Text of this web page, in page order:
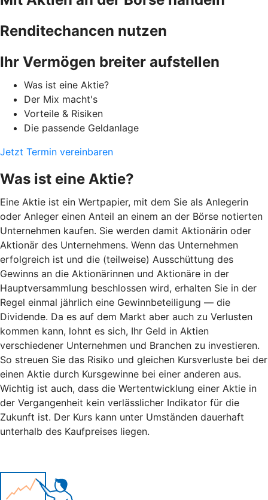
Renditechancen nutzen
Ihr Vermögen breiter aufstellen
Was ist eine Aktie?
Der Mix macht's
Vorteile & Risiken
Die passende Geldanlage
Jetzt Termin vereinbaren
Was ist eine Aktie?
Eine Aktie ist ein Wertpapier, mit dem Sie als Anlegerin
oder Anleger einen Anteil an einem an der Börse notierten
Unternehmen kaufen. Sie werden damit Aktionärin oder
Aktionär des Unternehmens. Wenn das Unternehmen
erfolgreich ist und die (teilweise) Ausschüttung des
Gewinns an die Aktionärinnen und Aktionäre in der
Hauptversammlung beschlossen wird, erhalten Sie in der
Regel einmal jährlich eine Gewinnbeteiligung — die
Dividende. Da es auf dem Markt aber auch zu Verlusten
kommen kann, lohnt es sich, Ihr Geld in Aktien
verschiedener Unternehmen und Branchen zu investieren.
So streuen Sie das Risiko und gleichen Kursverluste bei der
einen Aktie durch Kursgewinne bei einer anderen aus.
Wichtig ist auch, dass die Wertentwicklung einer Aktie in
der Vergangenheit kein verlässlicher Indikator für die
Zukunft ist. Der Kurs kann unter Umständen dauerhaft
unterhalb des Kaufpreises liegen.